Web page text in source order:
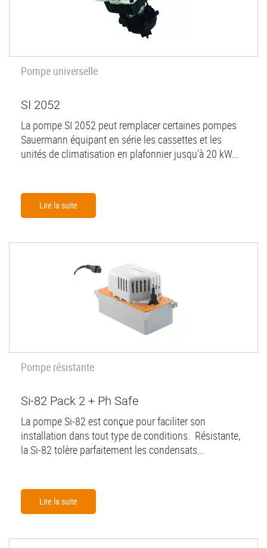
Pompe universelle
SI 2052
La pompe SI 2052 peut remplacer certaines pompes
Sauermann équipant en série les cassettes et les
unités de climatisation en plafonnier jusqu’à 20 kW...
Lire la suite
Pompe résistante
Si-82 Pack 2 + Ph Safe
La pompe Si-82 est conçue pour faciliter son
installation dans tout type de conditions. Résistante,
la Si-82 tolère parfaitement les condensats...
Lire la suite